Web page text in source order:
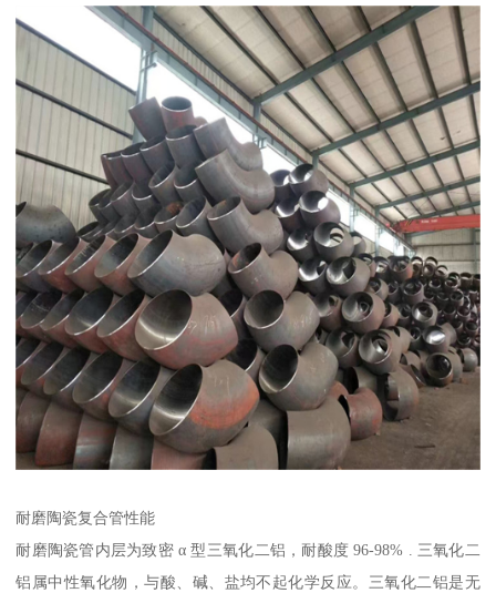
耐磨陶瓷复合管性能
耐磨陶瓷管内层为致密 α 型三氧化二铝，耐酸度 96-98% . 三氧化二
铝属中性氧化物，与酸、碱、盐均不起化学反应。三氧化二铝是无